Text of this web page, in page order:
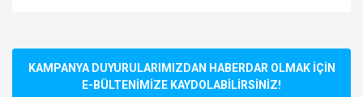
Yorum Yaz
kullanarak tarafımıza iletebilirsiniz.
Görüş ve önerileriniz için teşekkür ederiz.
KAMPANYA DUYURULARIMIZDAN HABERDAR OLMAK İÇİN
E-BÜLTENİMİZE KAYDOLABİLİRSİNİZ!